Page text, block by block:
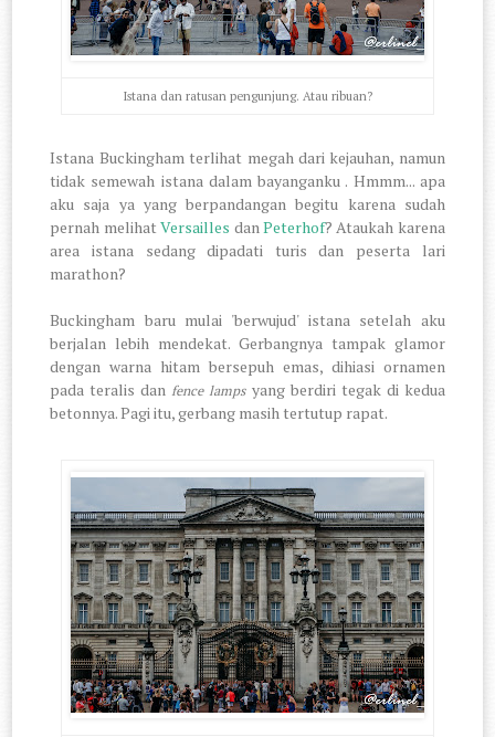
Istana dan ratusan pengunjung. Atau ribuan?
Istana Buckingham terlihat megah dari kejauhan, namun
tidak semewah istana dalam bayanganku . Hmmm... apa
aku saja ya yang berpandangan begitu karena sudah
pernah melihatVersailles danPeterhof? Ataukah karena
area istana sedang dipadati turis dan peserta lari
marathon?
Buckingham baru mulai 'berwujud' istana setelah aku
berjalan lebih mendekat. Gerbangnya tampak glamor
dengan warna hitam bersepuh emas, dihiasi ornamen
pada teralis dan fence lamps yang berdiri tegak di kedua
betonnya. Pagi itu, gerbang masih tertutup rapat.